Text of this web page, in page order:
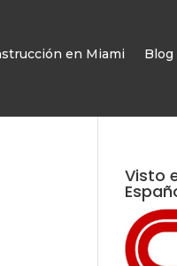
en Miami Blog
Visto